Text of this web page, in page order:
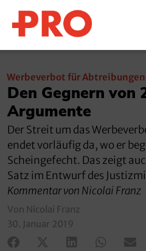
Werbeverbot für Abtreibungen
Den Gegnern von
Argumente
Der Streit um das
endet vorläufig da, wo er
Scheingefecht. Das zeigt
Satz im Entwurf des
Kommentar von Nicolai Franz
Von Nicolai Franz
30. Januar 2019